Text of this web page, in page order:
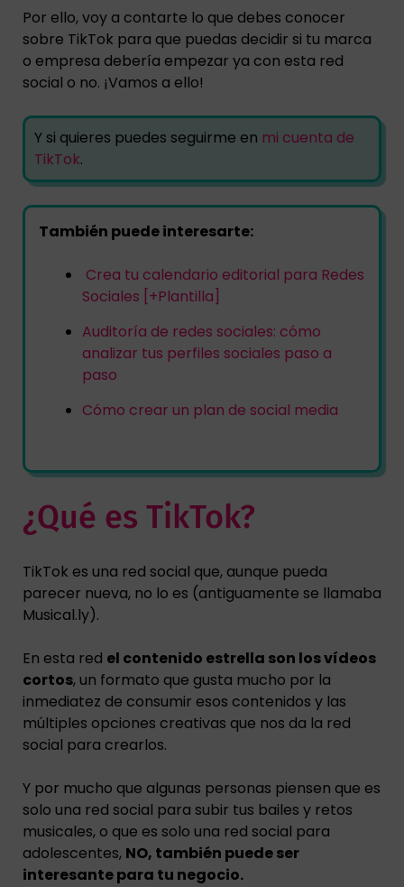
Por ello, voy a contarte lo que debes conocer
sobre TikTok para que puedas decidir si tu marca
o empresa debería empezar ya con esta red
social o no. ¡Vamos a ello!
Y si quieres puedes seguirme en mi cuenta de
TikTok.
También puede interesarte:
Crea tu calendario editorial para Redes
Sociales [+Plantilla]
Auditoría de redes sociales: cómo
analizar tus perfiles sociales paso a
paso
Cómo crear un plan de social media
¿Qué es TikTok?
TikTok es una red social que, aunque pueda
parecer nueva, no lo es (antiguamente se llamaba
Musical.ly).
En esta red el contenido estrella son los vídeos
cortos, un formato que gusta mucho por la
inmediatez de consumir esos contenidos y las
múltiples opciones creativas que nos da la red
social para crearlos.
Y por mucho que algunas personas piensen que es
solo una red social para subir tus bailes y retos
musicales, o que es solo una red social para
adolescentes, NO, también puede ser
interesante para tu negocio.